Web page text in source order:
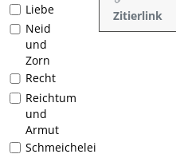
Liebe
Neid
und
Zorn
Recht
Reichtum
und
Armut
Schmeichelei
Zitierlink